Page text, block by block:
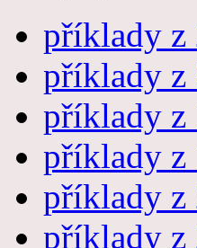
příklady z
příklady z
příklady z
příklady z
příklady z
příklady z